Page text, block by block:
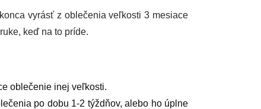
vyrásť z oblečenia veľkosti 3 mesiace
keď na to príde.
oblečenie inej veľkosti.
po dobu 1-2 týždňov, alebo ho úplne